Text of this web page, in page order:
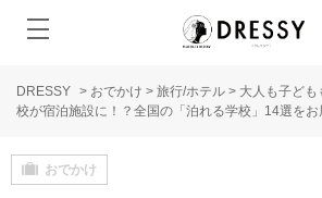
DRESSY > おでかけ > 旅行/ホテル > 大人も子ど
校が宿泊施設に！？全国の「泊れる学校」14選を
おでかけ